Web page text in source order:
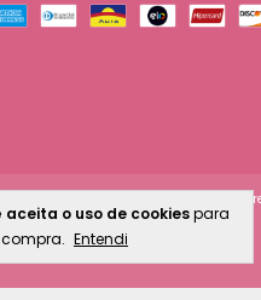
aceita o uso de cookiespara
Entendi
- 31118157000140 - 2026. Todos os